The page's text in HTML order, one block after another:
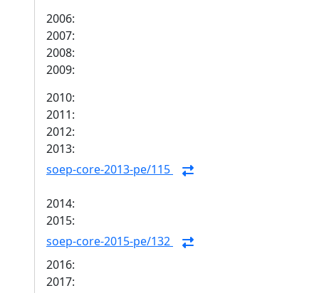
2006:
2007:
2008:
2009:
2010:
2011:
2012:
2013:
soep-core-2013-pe/115
2014:
2015:
soep-core-2015-pe/132
2016:
2017: